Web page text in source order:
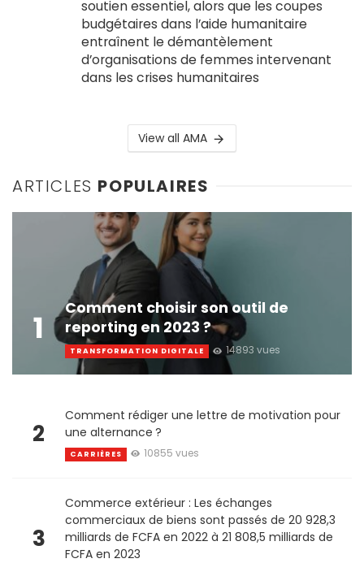
soutien essentiel, alors que les coupes
budgétaires dans l’aide humanitaire
entraînent le démantèlement
d’organisations de femmes intervenant
dans les crises humanitaires
View all AMA
ARTICLES POPULAIRES
1
Comment choisir son outil de
reporting en 2023 ?
TRANSFORMATION DIGITALE 14893 vues
2
Comment rédiger une lettre de motivation pour
une alternance ?
CARRIÈRES 10855 vues
3
Commerce extérieur : Les échanges
commerciaux de biens sont passés de 20 928,3
milliards de FCFA en 2022 à 21 808,5 milliards de
FCFA en 2023